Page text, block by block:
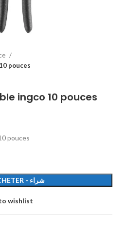
pouces
ingco 10 pouces
pouces
ACHETER - شراء
wishlist